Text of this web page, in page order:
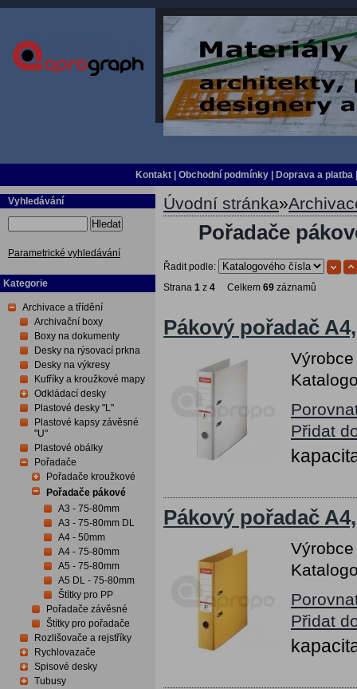
Kontakt Obchodní podmínky Doprava a platba
Vyhledávání
Hledat
Parametrické vyhledávání
Kategorie
Archivace a třídění
Archivační boxy
Boxy na dokumenty
Desky na rýsovací prkna
Desky na výkresy
Kufříky a kroužkové mapy
Odkládací desky
Plastové desky "L"
Plastové kapsy závěsné
"U"
Plastové obálky
Pořadače
Pořadače kroužkové
Pořadače pákové
A3 - 75-80mm
A3 - 75-80mm DL
A4 - 50mm
A4 - 75-80mm
A5 - 75-80mm
A5 DL - 75-80mm
Štítky pro PP
Pořadače závěsné
Štítky pro pořadače
Rozlišovače a rejstříky
Rychlovazače
Spisové desky
Tubusy
Úvodní stránka»
Pořadače
Řadit podle:
Strana 1 z 4 Celkem 69 záznamů
Pákový pořadač
Přidat
Pákový pořadač
Přidat